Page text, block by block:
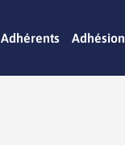
Adhérents Adhésion